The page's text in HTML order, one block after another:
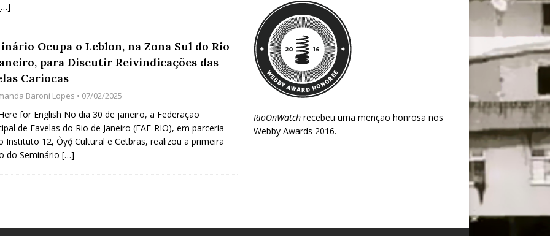
Ocupa o Leblon, na Zona Sul do Rio
para Discutir Reivindicações das
Cariocas
Baroni Lopes • 07/02/2025
for English No dia 30 de janeiro, a Federação
de Favelas do Rio de Janeiro (FAF-RIO), em parceria
Instituto 12, Ọ̀yọ́ Cultural e Cetbras, realizou a primeira
do Seminário […]
RioOnWatchrecebeu uma menção honrosa nos
Webby Awards 2016.